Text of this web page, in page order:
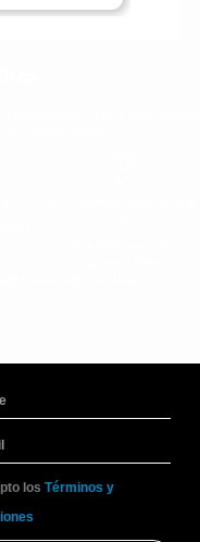
los Términos y